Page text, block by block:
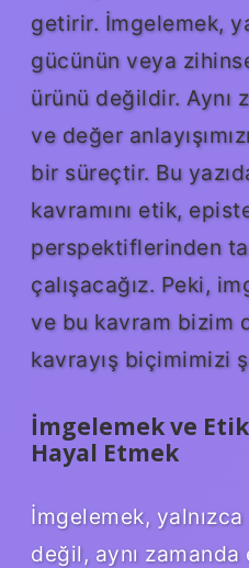
getirir. İmgelemek,
gücünün veya
ürünü değildir. Aynı
ve değer
bir süreçtir. Bu
kavramını etik,
perspektiflerinden
çalışacağız. Peki,
ve bu kavram bizim
kavrayış biçimimizi
İmgelemek ve
Hayal Etmek
İmgelemek,
değil, aynı